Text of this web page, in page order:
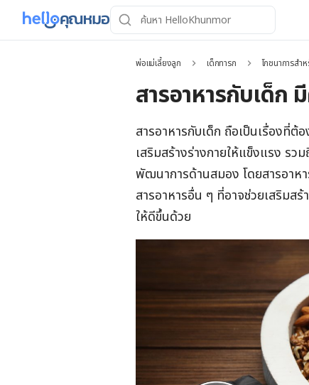
พ่อแม่เลี้ยงลูก เด็กทารก โภชนาการสำ
สารอาหารกับเด็ก
สารอาหารกับเด็ก ถือเป็นเรื่องที่ต้
เสริมสร้างร่างกายให้แข็งแรง รว
พัฒนาการด้านสมอง โดยสารอาห
สารอาหารอื่น ๆ ที่อาจช่วยเสริมส
ให้ดีขึ้นด้วย